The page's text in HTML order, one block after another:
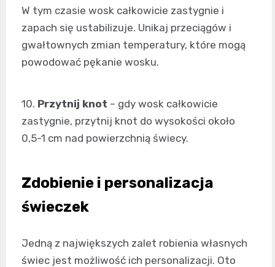
W tym czasie wosk całkowicie zastygnie i
zapach się ustabilizuje. Unikaj przeciągów i
gwałtownych zmian temperatury, które mogą
powodować pękanie wosku.
10. Przytnij knot – gdy wosk całkowicie
zastygnie, przytnij knot do wysokości około
0,5-1 cm nad powierzchnią świecy.
Zdobienie i personalizacja
świeczek
Jedną z największych zalet robienia własnych
świec jest możliwość ich personalizacji. Oto